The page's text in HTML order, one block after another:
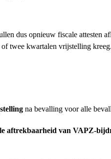
dus opnieuw fiscale attesten
twee kwartalen vrijstelling
na bevalling voor alle
aftrekbaarheid van VAPZ-